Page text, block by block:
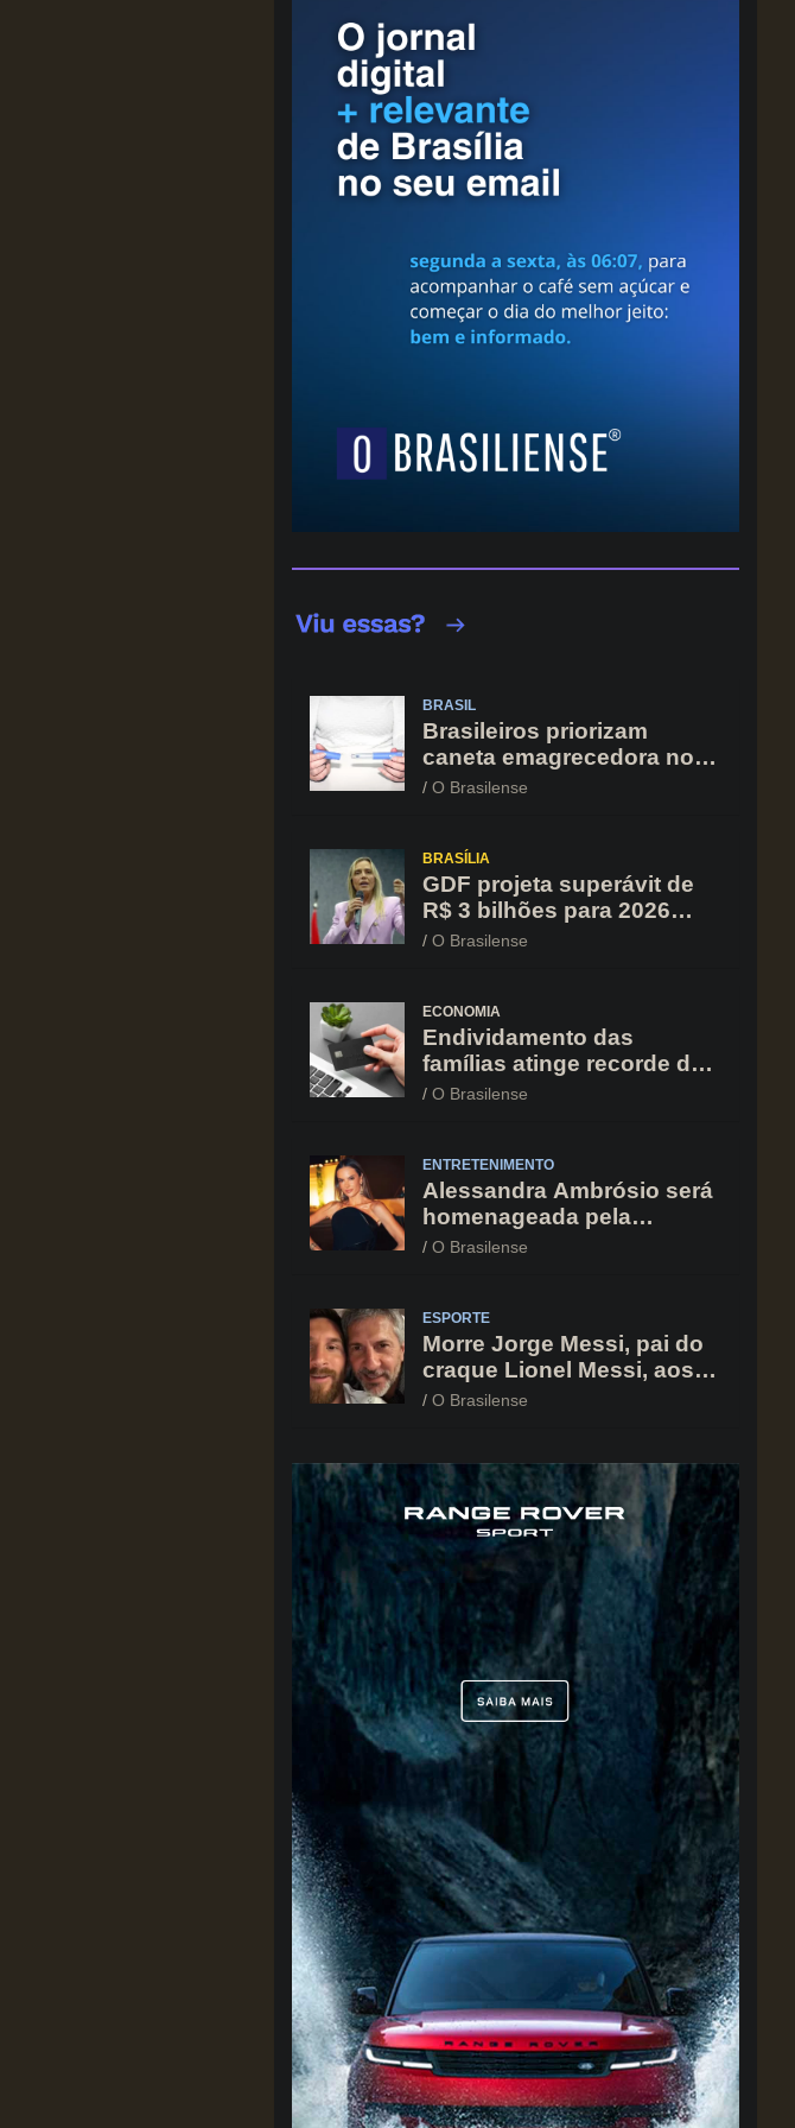
BRASIL
Brasileiros priorizam
caneta emagrecedora no
orçamento mesmo em
O Brasilense
BRASÍLIA
GDF projeta superávit de
R$ 3 bilhões para 2026
após registrar recuo no
O Brasilense
ECONOMIA
Endividamento das
famílias atinge recorde de
82% em julho; cartão de
O Brasilense
ENTRETENIMENTO
Alessandra Ambrósio será
homenageada pela
BrazilFoundation no New
O Brasilense
ESPORTE
Morre Jorge Messi, pai do
craque Lionel Messi, aos
68 anos na Argentina
O Brasilense